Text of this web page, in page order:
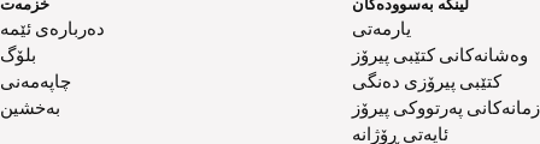
خزمەت
دەربارەی ئێمە
بلۆگ
چاپەمەنی
بەخشین
لینکە بەسوودەکان
یارمەتی
وەشانەکانی کتێبی پیرۆز
کتێبی پیرۆزی دەنگی
زمانەکانی پەرتووکی پیرۆز
ئایەتی ڕۆژانە